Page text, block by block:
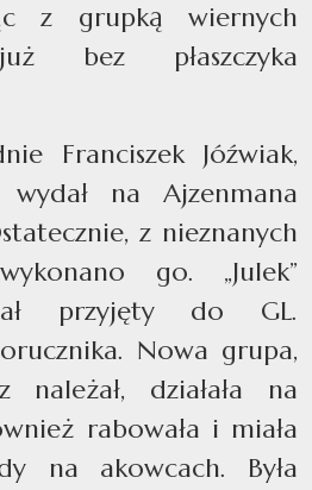
z grupką wiernych
bez płaszczyka
Franciszek Jóźwiak,
na Ajzenmana
z nieznanych
go. „Julek”
przyjęty do GL.
Nowa grupa,
działała na
rabowała i miała
na akowcach. Była